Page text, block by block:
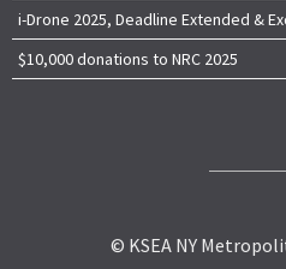
$10,000 donations to NRC 2025
© KSEA NY